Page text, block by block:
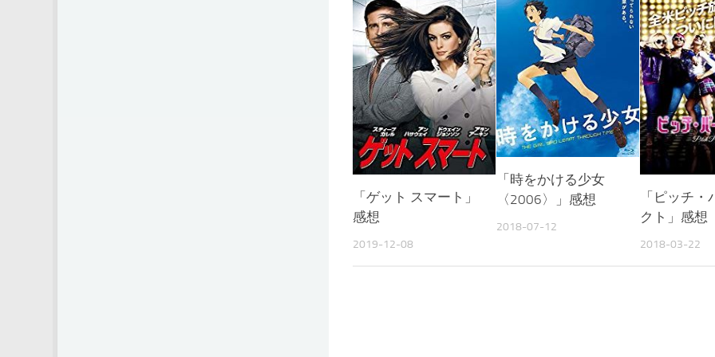
「ゲット スマート」
感想
2019-12-08
「時をかける少女
〈2006〉」感想
2018-07-12
「ピッチ・
クト」感想
2018-03-22